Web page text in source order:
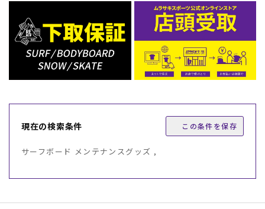
現在の検索条件 この条件を保存
サーフボード メンテナンスグッズ ,